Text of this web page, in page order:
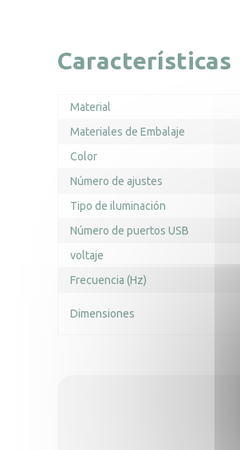
Características
Material
Materiales de Embalaje
Color
Número de ajustes
Tipo de iluminación
Número de puertos USB
voltaje
Frecuencia (Hz)
Dimensiones